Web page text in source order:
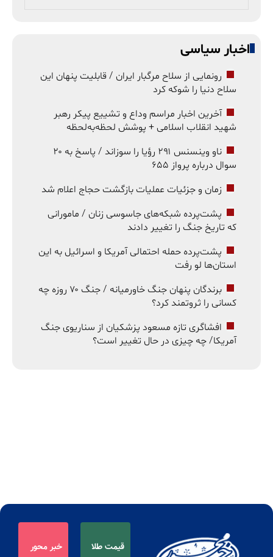
اخبار سیاسی
رونمایی از سلاح مرگبار ایران / قابلیت پنهان این
سلاح دنیا را شوکه کرد
آخرین اخبار مراسم وداع و تشییع پیکر رهبر
شهید انقلاب اسلامی + پوشش لحظه‌به‌لحظه
ناو وینسنس ۲۹۱ رؤیا را سوزاند / پاسخ به ۲۰
سوال درباره پرواز ۶۵۵
زمان و جزئیات عملیات بازگشت حجاج اعلام شد
پشت‌پرده شبکه‌های جاسوسی زنان / مامورانی
که تاریخ جنگ را تغییر دادند
پشت‌پرده حمله احتمالی آمریکا و اسرائیل به این
استان‌ها لو رفت
برندگان پنهان جنگ خاورمیانه / جنگ ۷۰ روزه چه
کسانی را ثروتمند کرد؟
افشاگری تازه مسعود پزشکیان از سناریوی جنگ
آمریکا/ چه چیزی در حال تغییر است؟
قیمت طلا خبر محور